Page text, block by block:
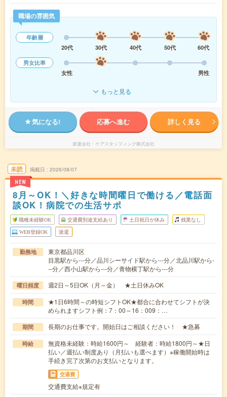
職場の雰囲気
年齢層
20代
30代 40代 50代
60代
男女比率
女性
男性
もっと見る
気になる! 応募へ進む 詳しく見る
派遣会社 ケアスタッフィング株式会社
未読
NEW
掲載日 2026/08/07
8月～OK！＼好きな時間曜日で働ける／電話面
談OK！病院での生活サポ
職種未経験OK 交通費別途支給あり 土日祝日が休み 残業なし
WEB登録OK 派遣
勤務地
東京都品川区
目黒駅から---分／品川シーサイド駅から---分／北品川駅から-
--分／西小山駅から---分／青物横丁駅から---分
曜日頻度 週2日～5日OK（月～金） ★土日休みOK
時間
★1日6時間～の時短シフトOK★都合に合わせてシフトが決
められますシフト例：7：00～16：009：…
期間 長期のお仕事です。開始日はご相談ください！ ★急募
時給
無資格未経験：時給1600円～ 経験者：時給1800円～★日
払い／週払い制度あり（月払いも選べます）※稼働開始時は
手続き完了次第のお支払いとなります。
交通費
交通費支給※規定有